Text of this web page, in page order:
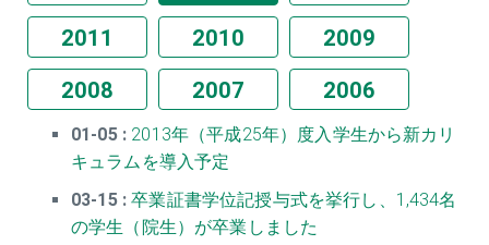
2011
2010
2009
2008
2007 2006
01-05 : 2013年（平成25年）度入学生から新カリ
キュラムを導入予定
03-15 :卒業証書学位記授与式を挙行し、1,434名
の学生（院生）が卒業しました